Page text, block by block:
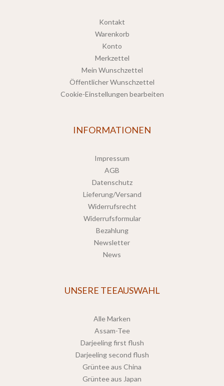
Kontakt
Warenkorb
Konto
Merkzettel
Mein Wunschzettel
Öffentlicher Wunschzettel
Cookie-Einstellungen bearbeiten
INFORMATIONEN
Impressum
AGB
Datenschutz
Lieferung/Versand
Widerrufsrecht
Widerrufsformular
Bezahlung
Newsletter
News
UNSERE TEEAUSWAHL
Alle Marken
Assam-Tee
Darjeeling first flush
Darjeeling second flush
Grüntee aus China
Grüntee aus Japan